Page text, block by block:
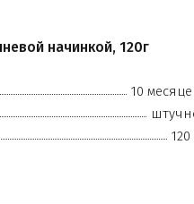
начинкой, 120г
10
120